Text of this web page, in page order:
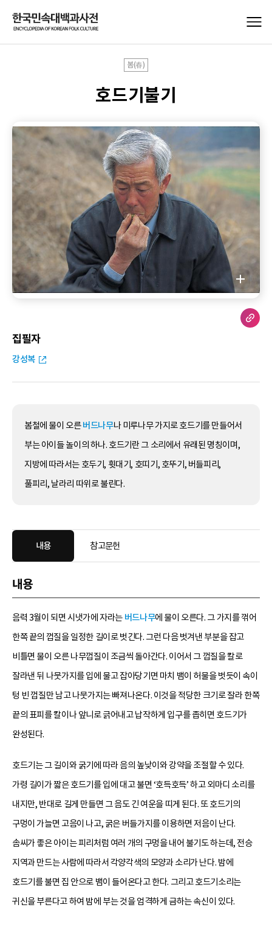
봄(春)
호드기불기
집필자
강성복
봄철에 물이 오른버드나무나 미루나무 가지로 호드기를 만들어서
부는 아이들 놀이의 하나. 호드기란 그 소리에서 유래된 명칭이며,
지방에 따라서는 호두기, 휫대기, 호띠기, 호뚜기, 버들피리,
풀피리, 날라리 따위로 불린다.
내용 참고문헌
내용
음력 3월이 되면 시냇가에 자라는 버드나무에 물이 오른다. 그 가지를 꺾어
한쪽 끝의 껍질을 일정한 길이로 벗긴다. 그런 다음 벗겨낸 부분을 잡고
비틀면 물이 오른 나무껍질이 조금씩 돌아간다. 이어서 그 껍질을 칼로
잘라낸 뒤 나뭇가지를 입에 물고 잡아당기면 마치 뱀이 허물을 벗듯이 속이
텅 빈 껍질만 남고 나뭇가지는 빠져나온다. 이것을 적당한 크기로 잘라 한쪽
끝의 표피를 칼이나 앞니로 긁어내고 납작하게 입구를 좁히면 호드기가
완성된다.
호드기는 그 길이와 굵기에 따라 음의 높낮이와 강약을 조절할 수 있다.
가령 길이가 짧은 호드기를 입에 대고 불면 ‘호득호득’ 하고 외마디 소리를
내지만, 반대로 길게 만들면 그 음도 긴 여운을 띠게 된다. 또 호드기의
구멍이 가늘면 고음이 나고, 굵은 버들가지를 이용하면 저음이 난다.
솜씨가 좋은 아이는 피리처럼 여러 개의 구멍을 내어 불기도 하는데, 전승
지역과 만드는 사람에 따라서 각양각색의 모양과 소리가 난다. 밤에
호드기를 불면 집 안으로 뱀이 들어온다고 한다. 그리고 호드기소리는
귀신을 부른다고 하여 밤에 부는 것을 엄격하게 금하는 속신이 있다.